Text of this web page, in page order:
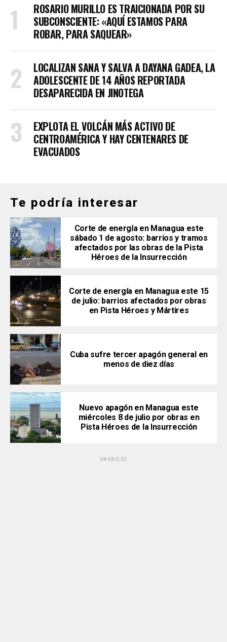
ROSARIO MURILLO ES TRAICIONADA POR SU
SUBCONSCIENTE: «AQUÍ ESTAMOS PARA
ROBAR, PARA SAQUEAR»
LOCALIZAN SANA Y SALVA A DAYANA GADEA, LA
ADOLESCENTE DE 14 AÑOS REPORTADA
DESAPARECIDA EN JINOTEGA
EXPLOTA EL VOLCÁN MÁS ACTIVO DE
CENTROAMÉRICA Y HAY CENTENARES DE
EVACUADOS
Te podría interesar
Corte de energía en Managua este
sábado 1 de agosto: barrios y tramos
afectados por las obras de la Pista
Héroes de la Insurrección
Corte de energía en Managua este 15
de julio: barrios afectados por obras
en Pista Héroes y Mártires
Cuba sufre tercer apagón general en
menos de diez días
Nuevo apagón en Managua este
miércoles 8 de julio por obras en
Pista Héroes de la Insurrección
ANUNCIOS